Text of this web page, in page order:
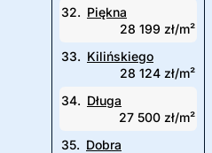
32. Piękna
28 199 zł/m²
33. Kilińskiego
28 124 zł/m²
34. Długa
27 500 zł/m²
35. Dobra